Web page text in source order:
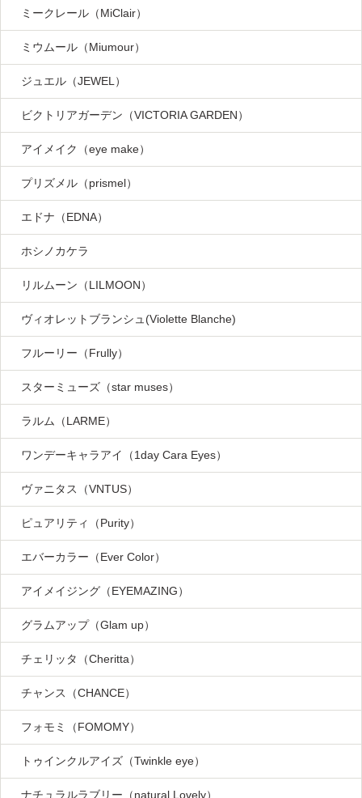
ミークレール（MiClair）
ミウムール（Miumour）
ジュエル（JEWEL）
ビクトリアガーデン（VICTORIA GARDEN）
アイメイク（eye make）
プリズメル（prismel）
エドナ（EDNA）
ホシノカケラ
リルムーン（LILMOON）
ヴィオレットブランシュ(Violette Blanche)
フルーリー（Frully）
スターミューズ（star muses）
ラルム（LARME）
ワンデーキャラアイ（1day Cara Eyes）
ヴァニタス（VNTUS）
ピュアリティ（Purity）
エバーカラー（Ever Color）
アイメイジング（EYEMAZING）
グラムアップ（Glam up）
チェリッタ（Cheritta）
チャンス（CHANCE）
フォモミ（FOMOMY）
トゥインクルアイズ（Twinkle eye）
ナチュラルラブリー（natural Lovely）